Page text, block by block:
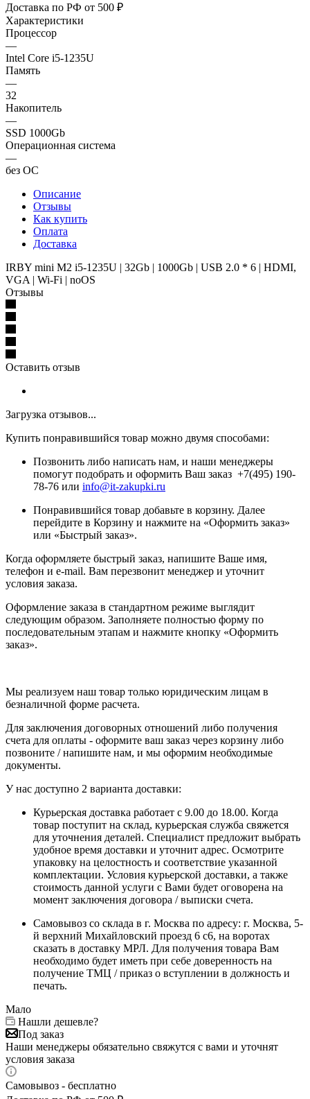
Доставка по РФ от 500 ₽
Характеристики
Процессор
—
Intel Core i5-1235U
Память
—
32
Накопитель
—
SSD 1000Gb
Операционная система
—
без ОС
Описание
Отзывы
Как купить
Оплата
Доставка
IRBY mini M2 i5-1235U | 32Gb | 1000Gb | USB 2.0 * 6 | HDMI,
VGA | Wi-Fi | noOS
Отзывы
Оставить отзыв
Загрузка отзывов...
Купить понравившийся товар можно двумя способами:
Позвонить либо написать нам, и наши менеджеры
помогут подобрать и оформить Ваш заказ +7(495) 190-
78-76 или info@it-zakupki.ru
Понравившийся товар добавьте в корзину. Далее
перейдите в Корзину и нажмите на «Оформить заказ»
или «Быстрый заказ».
Когда оформляете быстрый заказ, напишите Ваше имя,
телефон и e-mail. Вам перезвонит менеджер и уточнит
условия заказа.
Оформление заказа в стандартном режиме выглядит
следующим образом. Заполняете полностью форму по
последовательным этапам и нажмите кнопку «Оформить
заказ».
Мы реализуем наш товар только юридическим лицам в
безналичной форме расчета.
Для заключения договорных отношений либо получения
счета для оплаты - оформите ваш заказ через корзину либо
позвоните / напишите нам, и мы оформим необходимые
документы.
У нас доступно 2 варианта доставки:
Курьерская доставка работает с 9.00 до 18.00. Когда
товар поступит на склад, курьерская служба свяжется
для уточнения деталей. Специалист предложит выбрать
удобное время доставки и уточнит адрес. Осмотрите
упаковку на целостность и соответствие указанной
комплектации. Условия курьерской доставки, а также
стоимость данной услуги с Вами будет оговорена на
момент заключения договора / выписки счета.
Самовывоз со склада в г. Москва по адресу: г. Москва, 5-
й верхний Михайловский проезд 6 с6, на воротах
сказать в доставку МРЛ. Для получения товара Вам
необходимо будет иметь при себе доверенность на
получение ТМЦ / приказ о вступлении в должность и
печать.
Мало
Нашли дешевле?
Под заказ
Наши менеджеры обязательно свяжутся с вами и уточнят
условия заказа
Самовывоз - бесплатно